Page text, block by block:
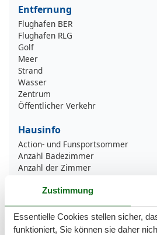
Entfernung
Flughafen BER
Flughafen RLG
Golf
Meer
Strand
Wasser
Zentrum
Öffentlicher Verkehr
Hausinfo
Action- und Funsportsommer
Anzahl Badezimmer
Anzahl der Zimmer
Backofen
Baden am Meer
Bettwäsche kostenlos
Bikingebenen
Zustimmung
Essentielle Cookies stellen sicher,
funktioniert, Sie können sie daher